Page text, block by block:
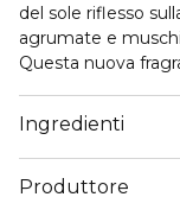
del sole riflesso
agrumate e
Questa nuova
avvolgono la pelle.
che illumina la neve
Ingredienti
Produttore